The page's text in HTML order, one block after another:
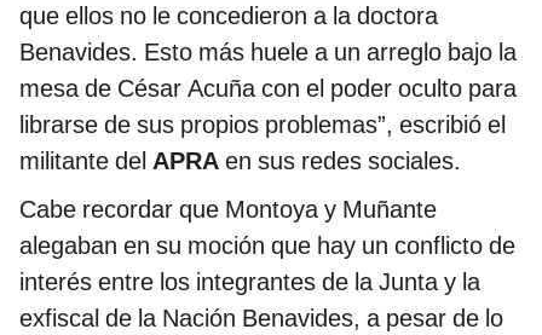
que ellos no le concedieron a la doctora
Benavides. Esto más huele a un arreglo bajo la
mesa de César Acuña con el poder oculto para
librarse de sus propios problemas”, escribió el
militante del APRA en sus redes sociales.
Cabe recordar que Montoya y Muñante
alegaban en su moción que hay un conflicto de
interés entre los integrantes de la Junta y la
exfiscal de la Nación Benavides, a pesar de lo